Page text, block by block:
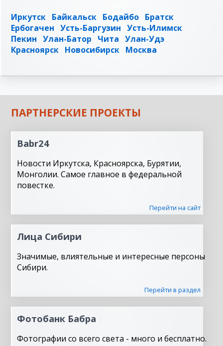
Иркутск Байкальск Бодайбо Братск
Ербогачен Усть-Баргузин Усть-Илимск
Пекин Улан-Батор Чита Улан-Удэ
Красноярск Новосибирск Москва
ПАРТНЕРСКИЕ ПРОЕКТЫ
Babr24
Новости Иркутска, Красноярска, Бурятии,
Монголии. Самое главное в федеральной
повестке.
Перейти на сайт
Лица Сибири
Значимые, влиятельные и интересные персоны
Сибири.
Перейти в раздел
Фотобанк Бабра
Фотографии со всего света - много и бесплатно.